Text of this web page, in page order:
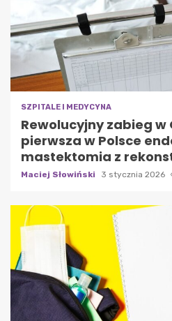
SZPITALE I MEDYCYNA
Rewolucyjny zabieg w
pierwsza w Polsce
mastektomia z
Maciej Słowiński 3 stycznia 2026